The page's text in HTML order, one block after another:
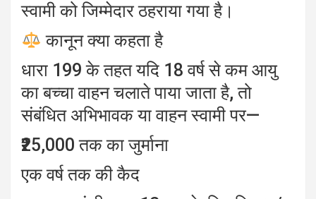
स्वामी को जिम्मेदार ठहराया गया है।
कानून क्या कहता है
धारा 199 के तहत यदि 18 वर्ष से कम आयु
का बच्चा वाहन चलाते पाया जाता है, तो
संबंधित अभिभावक या वाहन स्वामी पर—
₹25,000 तक का जुर्माना
एक वर्ष तक की कैद